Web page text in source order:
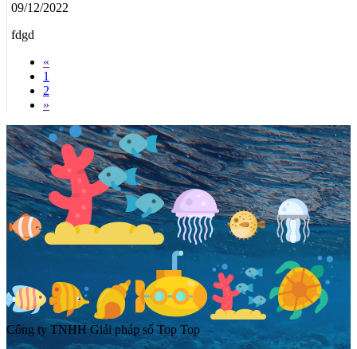
09/12/2022
fdgd
«
1
2
»
Công ty TNHH Giải pháp số Top Top